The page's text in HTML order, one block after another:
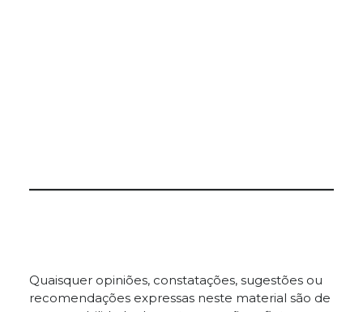
Quaisquer opiniões, constatações, sugestões ou
recomendações expressas neste material são de